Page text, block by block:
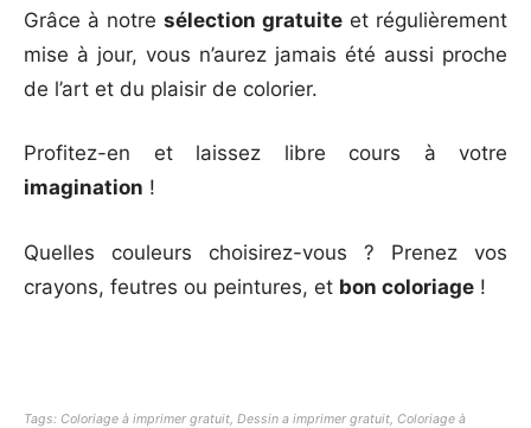
Grâce à notre sélection gratuite et régulièrement
mise à jour, vous n’aurez jamais été aussi proche
de l’art et du plaisir de colorier.
Profitez-en et laissez libre cours à votre
imagination !
Quelles couleurs choisirez-vous ? Prenez vos
crayons, feutres ou peintures, et bon coloriage !
Tags: Coloriage à imprimer gratuit, Dessin a imprimer gratuit, Coloriage à